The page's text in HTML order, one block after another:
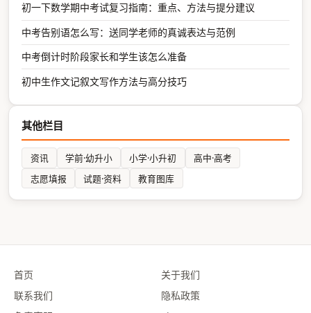
初一下数学期中考试复习指南：重点、方法与提分建议
中考告别语怎么写：送同学老师的真诚表达与范例
中考倒计时阶段家长和学生该怎么准备
初中生作文记叙文写作方法与高分技巧
其他栏目
资讯 学前·幼升小 小学·小升初
高中·高考
志愿填报
试题·资料 教育图库
首页
关于我们
联系我们
隐私政策